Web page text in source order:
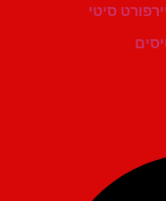
סיטי